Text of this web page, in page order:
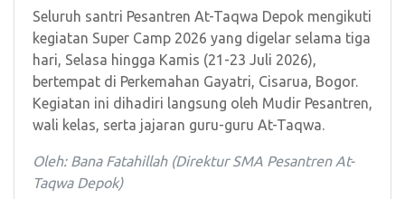
Seluruh santri Pesantren At-Taqwa Depok mengikuti
kegiatan Super Camp 2026 yang digelar selama tiga
hari, Selasa hingga Kamis (21-23 Juli 2026),
bertempat di Perkemahan Gayatri, Cisarua, Bogor.
Kegiatan ini dihadiri langsung oleh Mudir Pesantren,
wali kelas, serta jajaran guru-guru At-Taqwa.
Oleh: Bana Fatahillah (Direktur SMA Pesantren At-
Taqwa Depok)